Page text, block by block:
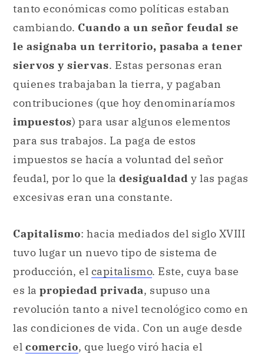
tanto económicas como políticas estaban
cambiando. Cuando a un señor feudal se
le asignaba un territorio, pasaba a tener
siervos y siervas. Estas personas eran
quienes trabajaban la tierra, y pagaban
contribuciones (que hoy denominaríamos
impuestos) para usar algunos elementos
para sus trabajos. La paga de estos
impuestos se hacía a voluntad del señor
feudal, por lo que la desigualdad y las pagas
excesivas eran una constante.
Capitalismo: hacia mediados del siglo XVIII
tuvo lugar un nuevo tipo de sistema de
producción, el capitalismo. Este, cuya base
es la propiedad privada, supuso una
revolución tanto a nivel tecnológico como en
las condiciones de vida. Con un auge desde
el comercio, que luego viró hacia el